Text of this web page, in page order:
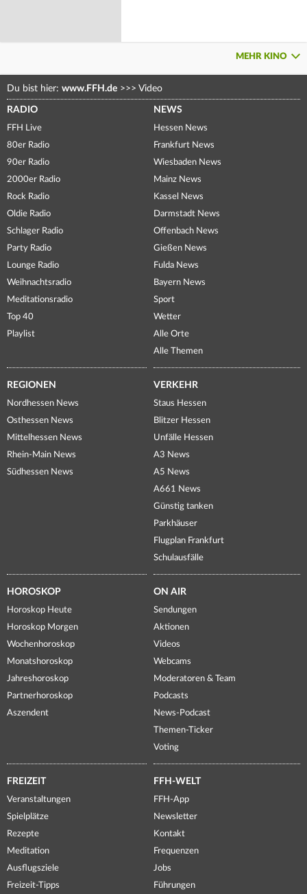
MEHR KINO
Du bist hier: www.FFH.de >>> Video
RADIO
FFH Live
80er Radio
90er Radio
2000er Radio
Rock Radio
Oldie Radio
Schlager Radio
Party Radio
Lounge Radio
Weihnachtsradio
Meditationsradio
Top 40
Playlist
NEWS
Hessen News
Frankfurt News
Wiesbaden News
Mainz News
Kassel News
Darmstadt News
Offenbach News
Gießen News
Fulda News
Bayern News
Sport
Wetter
Alle Orte
Alle Themen
REGIONEN
Nordhessen News
Osthessen News
Mittelhessen News
Rhein-Main News
Südhessen News
VERKEHR
Staus Hessen
Blitzer Hessen
Unfälle Hessen
A3 News
A5 News
A661 News
Günstig tanken
Parkhäuser
Flugplan Frankfurt
Schulausfälle
HOROSKOP
Horoskop Heute
Horoskop Morgen
Wochenhoroskop
Monatshoroskop
Jahreshoroskop
Partnerhoroskop
Aszendent
ON AIR
Sendungen
Aktionen
Videos
Webcams
Moderatoren & Team
Podcasts
News-Podcast
Themen-Ticker
Voting
FREIZEIT
Veranstaltungen
Spielplätze
Rezepte
Meditation
Ausflugsziele
Freizeit-Tipps
FFH-WELT
FFH-App
Newsletter
Kontakt
Frequenzen
Jobs
Führungen